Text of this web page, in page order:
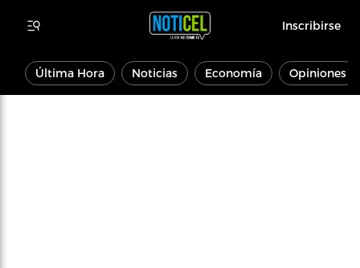
Inscribirse
Última Hora Noticias Economía Opiniones